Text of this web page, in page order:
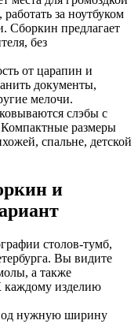
за ноутбуком
Сборкин предлагает
без
от царапин и
документы,
мелочи.
слэбы с
размеры
спальне, детской
и
столов-тумб,
Вы видите
а также
каждому изделию
нужную ширину